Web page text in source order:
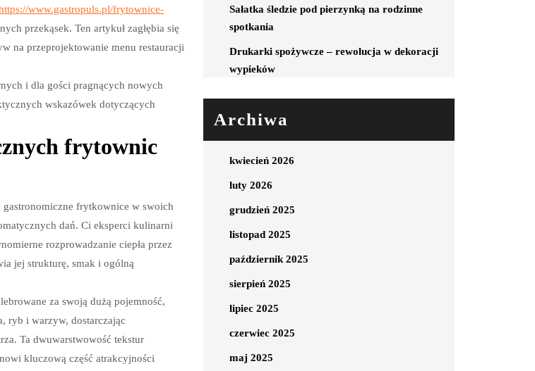
www.gastropuls.pl/frytownice-
przekąsek. Ten artykuł zagłębia się
na przeprojektowanie menu restauracji
i dla gości pragnących nowych
wskazówek dotyczących
frytownic
gastronomiczne frytkownice w swoich
dań. Ci eksperci kulinarni
rozprowadzanie ciepła przez
jej strukturę, smak i ogólną
za swoją dużą pojemność,
ryb i warzyw, dostarczając
Ta dwuwarstwowość tekstur
kluczową część atrakcyjności
Sałatka śledzie pod pierzynką na rodzinne
spotkania
Drukarki spożywcze – rewolucja w dekoracji
wypieków
Archiwa
kwiecień 2026
luty 2026
grudzień 2025
listopad 2025
październik 2025
sierpień 2025
lipiec 2025
czerwiec 2025
maj 2025